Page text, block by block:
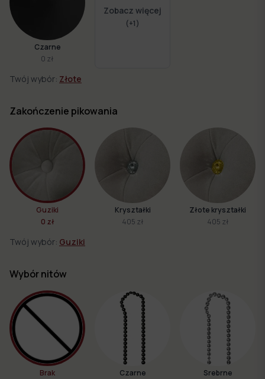
Czarne
0 zł
Zobacz więcej
(+1)
Twój wybór: Złote
Zakończenie pikowania
Guziki
0 zł
Kryształki
405 zł
Złote kryształki
405 zł
Twój wybór: Guziki
Wybór nitów
Brak
Czarne
Srebrne